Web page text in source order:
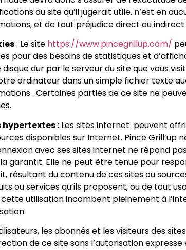
du site qu’il jugerait utile. n’est en
et de tout préjudice direct ou
: Le site https://www.pincegrillup.com/
pour des besoins de statistiques et
dur par le serveur du site que vous
ordinateur dans un simple fichier texte
. Certaines parties de ce site ne
hypertextes :Les sites internet peuvent
disponibles sur Internet. Pince Grill’up
avec ses sites internet ne répond
garantit. Elle ne peut être tenue pour
résultant du contenu de ces sites ou
ou services qu’ils proposent, ou de tout
cette utilisation incombent pleinement à
les abonnés et les visiteurs des
de ce site sans l’autorisation expresse